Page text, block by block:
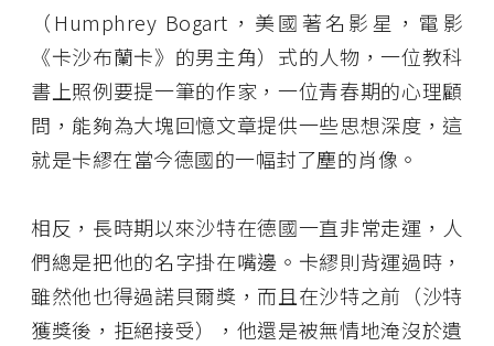
（Humphrey Bogart，美國著名影星，電影
《卡沙布蘭卡》的男主角）式的人物，一位教科
書上照例要提一筆的作家，一位青春期的心理顧
問，能夠為大塊回憶文章提供一些思想深度，這
就是卡繆在當今德國的一幅封了塵的肖像。
相反，長時期以來沙特在德國一直非常走運，人
們總是把他的名字掛在嘴邊。卡繆則背運過時，
雖然他也得過諾貝爾獎，而且在沙特之前（沙特
獲獎後，拒絕接受），他還是被無情地淹沒於遺